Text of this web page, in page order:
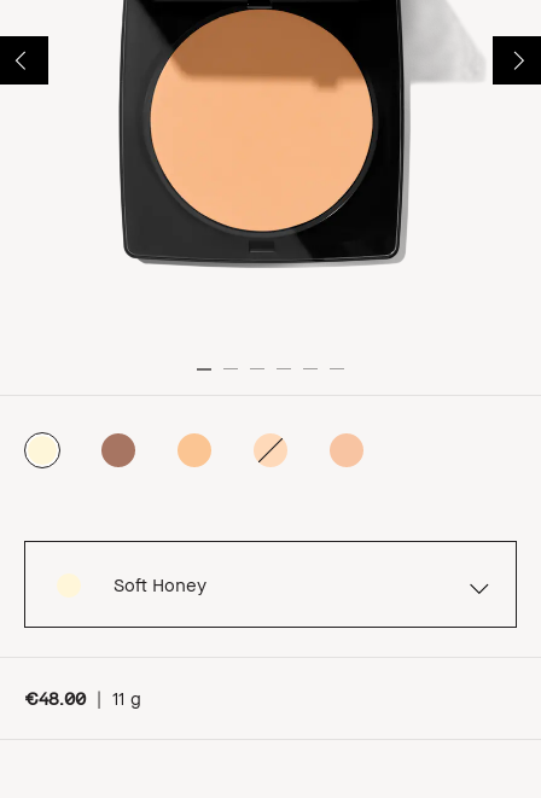
Soft Honey
€48.00 | 11 g